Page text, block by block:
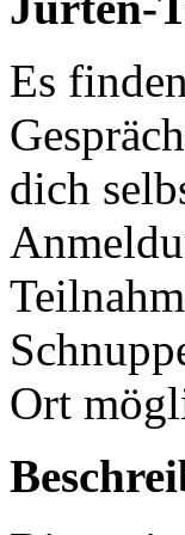
Es
dich
Ort